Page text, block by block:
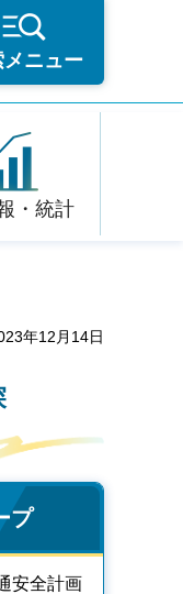
メニュー
・統計
年12月14日
プ
安全計画